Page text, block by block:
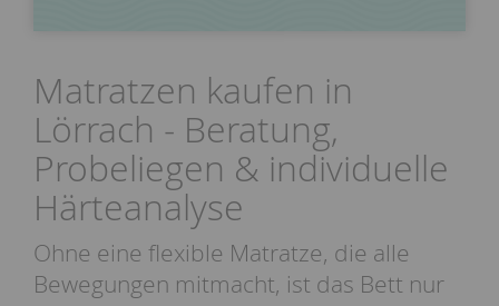
Matratzen kaufen in
Lörrach - Beratung,
Probeliegen & individuelle
Härteanalyse
Ohne eine flexible Matratze, die alle
Bewegungen mitmacht, ist das Bett nur